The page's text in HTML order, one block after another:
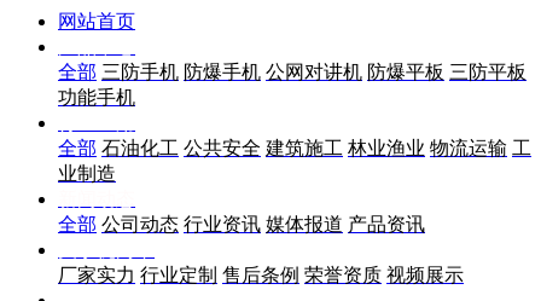
网站首页
全部 三防手机 防爆手机 公网对讲机 防爆平板 三防平板
功能手机
全部 石油化工 公共安全 建筑施工 林业渔业 物流运输 工
业制造
全部 公司动态 行业资讯 媒体报道 产品资讯
厂家实力 行业定制 售后条例 荣誉资质 视频展示